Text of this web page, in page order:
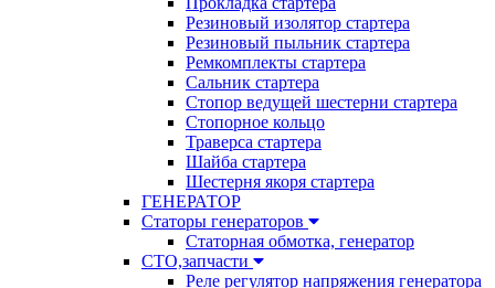
Резиновый изолятор стартера
Резиновый пыльник стартера
Ремкомплекты стартера
Сальник стартера
Стопор ведущей шестерни стартера
Стопорное кольцо
Траверса стартера
Шайба стартера
Шестерня якоря стартера
ГЕНЕРАТОР
Статоры генераторов
Статорная обмотка, генератор
СТО,запчасти
Реле регулятор напряжения генератора